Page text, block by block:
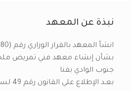
نبذة عن المعهد
بشأن إنشاء معهد فني تمريض
جنوب الوادي بقنا